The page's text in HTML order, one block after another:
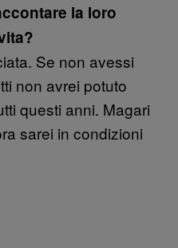
la loro
Se non avessi
non avrei potuto
questi anni. Magari
sarei in condizioni